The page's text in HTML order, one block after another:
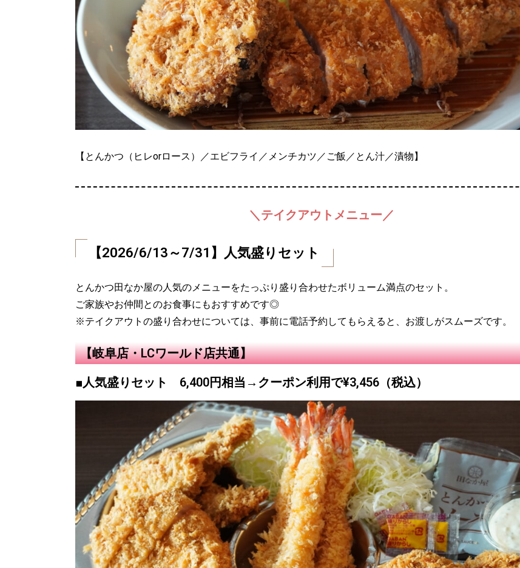
【とんかつ（ヒレorロース）／エビフライ／メンチカツ／ご飯／とん汁／漬物】
＼テイクアウトメニュー／
【2026/6/13～7/31】人気盛りセット
とんかつ田なか屋の人気のメニューをたっぷり盛り合わせたボリューム満点のセット。
ご家族やお仲間とのお食事にもおすすめです◎
※テイクアウトの盛り合わせについては、事前に電話予約してもらえると、お渡しがスムーズです。
【岐阜店・LCワールド店共通】
■人気盛りセット 6,400円相当→クーポン利用で¥3,456（税込）